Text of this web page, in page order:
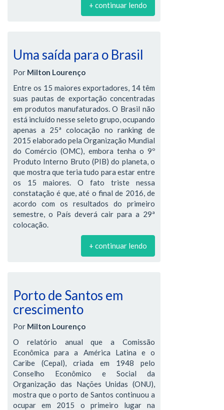
+ continuar lendo
Uma saída para o Brasil
Por Milton Lourenço
Entre os 15 maiores exportadores, 14 têm
suas pautas de exportação concentradas
em produtos manufaturados. O Brasil não
está incluído nesse seleto grupo, ocupando
apenas a 25ª colocação no ranking de
2015 elaborado pela Organização Mundial
do Comércio (OMC), embora tenha o 9º
Produto Interno Bruto (PIB) do planeta, o
que mostra que teria tudo para estar entre
os 15 maiores. O fato triste nessa
constatação é que, até o final de 2016, de
acordo com os resultados do primeiro
semestre, o País deverá cair para a 29ª
colocação.
+ continuar lendo
Porto de Santos em
crescimento
Por Milton Lourenço
O relatório anual que a Comissão
Econômica para a América Latina e o
Caribe (Cepal), criada em 1948 pelo
Conselho Econômico e Social da
Organização das Nações Unidas (ONU),
mostra que o porto de Santos continuou a
ocupar em 2015 o primeiro lugar na